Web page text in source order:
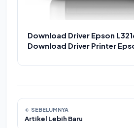
Download Driver Epson
Download Driver Printer
← SEBELUMNYA
Artikel Lebih Baru